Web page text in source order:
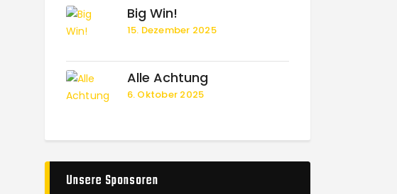
Big Win!
15. Dezember 2025
Alle Achtung
6. Oktober 2025
Unsere Sponsoren